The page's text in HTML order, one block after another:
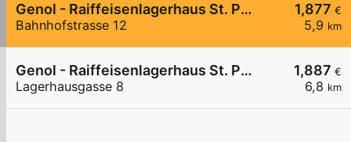
1,877 €
5,9 km
Genol - Raiffeisenlagerhaus St. Pölten
Bahnhofstrasse 12
1,887 €
6,8 km
Genol - Raiffeisenlagerhaus St. Pölten
Lagerhausgasse 8